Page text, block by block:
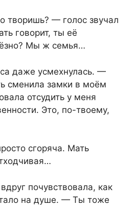
творишь? — голос звучал
говорит, ты её
Мы ж семья…
даже усмехнулась. —
сменила замки в моём
отсудить у меня
Это, по-твоему,
сгоряча. Мать
почувствовала, как
на душе. — Ты тоже